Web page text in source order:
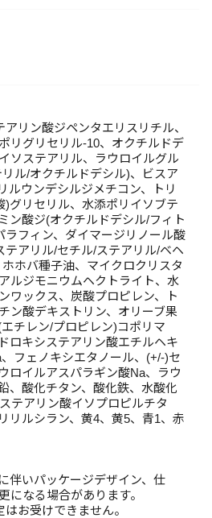
リン酸ジペンタエリスリチル、
リグリセリル-10、オクチルドデ
ソステアリル、ラウロイルグル
ル/オクチルドデシル)、ビスア
ルウンデシルジメチコン、トリ
)グリセリル、水添ポリイソブテ
ン酸ジ(オクチルドデシル/フィト
ラフィン、ダイマージリノール酸
テアリル/セチル/ステアリル/ベヘ
ホバ種子油、マイクロクリスタ
ルジモニウムヘクトライト、水
ワックス、炭酸プロピレン、ト
ン酸デキストリン、オリーブ果
チレン/プロピレン)コポリマ
ロキシステアリン酸エチルヘキ
フェノキシエタノール、(+/-)セ
ロイルアスパラギン酸Na、ラウ
、酸化チタン、酸化鉄、水酸化
テアリン酸イソプロピルチタ
リルシラン、黄4、黄5、青1、赤
伴いパッケージデザイン、仕
になる場合があります。
お受けできません。